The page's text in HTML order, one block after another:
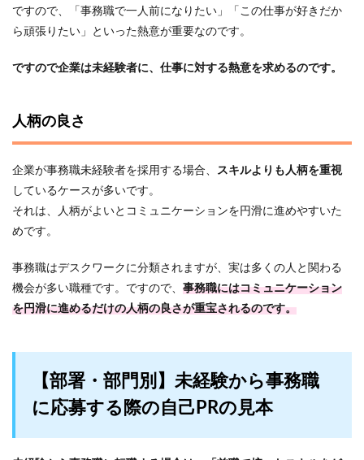
ですので、「事務職で一人前になりたい」「この仕事が好きだか
ら頑張りたい」といった熱意が重要なのです。
ですので企業は未経験者に、仕事に対する熱意を求めるのです。
人柄の良さ
企業が事務職未経験者を採用する場合、 スキルよりも人柄を重視
しているケースが多いです。
それは、人柄がよいとコミュニケーションを円滑に進めやすいた
めです。
事務職はデスクワークに分類されますが、実は多くの人と関わる
機会が多い職種です。ですので、 事務職にはコミュニケーション
を円滑に進めるだけの人柄の良さが重宝されるのです。
【部署・部門別】未経験から事務職
に応募する際の自己PRの見本